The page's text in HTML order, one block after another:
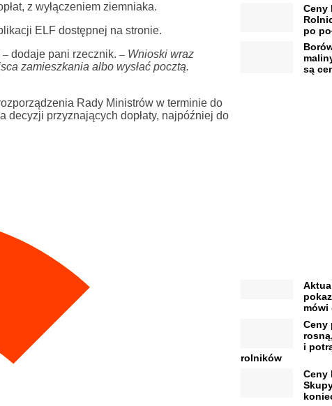
z wyłączeniem ziemniaka.
ELF dostępnej na stronie.
– dodaje pani rzecznik. –Wnioski wraz
zamieszkania albo wysłać pocztą.
Rady Ministrów w terminie do
decyzji przyznających dopłaty, najpóźniej do
Ceny
po
są
mówi
Ceny
i
rolników
Ceny